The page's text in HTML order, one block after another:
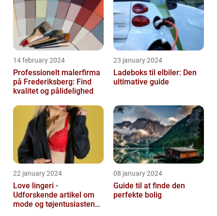
14 february 2024
Professionelt malerfirma
på Frederiksberg: Find
kvalitet og pålidelighed
23 january 2024
Ladeboks til elbiler: Den
ultimative guide
22 january 2024
Love lingeri -
Udforskende artikel om
mode og tøjentusiastens
08 january 2024
Guide til at finde den
perfekte bolig